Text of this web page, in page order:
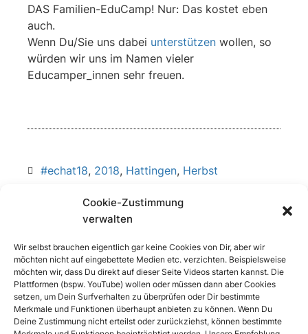
Cookie-Zustimmung
verwalten
Wir selbst brauchen eigentlich gar keine Cookies von Dir, aber wir
möchten nicht auf eingebettete Medien etc. verzichten. Beispielsweise
möchten wir, dass Du direkt auf dieser Seite Videos starten kannst. Die
Plattformen (bspw. YouTube) wollen oder müssen dann aber Cookies
setzen, um Dein Surfverhalten zu überprüfen oder Dir bestimmte
Merkmale und Funktionen überhaupt anbieten zu können. Wenn Du
Deine Zustimmung nicht erteilst oder zurückziehst, können bestimmte
DAS Familien-EduCamp! Nur: Das kostet eben
auch.
Wenn Du/Sie uns dabei unterstützen wollen, so
würden wir uns im Namen vieler
Educamper_innen sehr freuen.
#echat18, 2018, Hattingen, Herbst
WEITERSAGEN
Kurz notiert: Anmeldung geöffnet #ecBER15-Update: 200 Plätze und weitere Neuigkeiten